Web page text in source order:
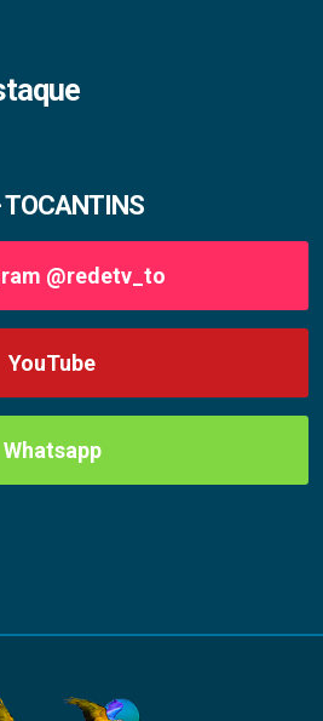
@redetv_to
YouTube
Whatsapp